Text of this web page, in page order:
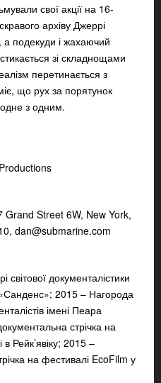
свої акції на 16-
архіву Джеррі
а подекуди і жахаючий
зі складнощами
перетинається з
що рух за порятунок
з одним.
Street 6W, New York,
dan@submarine.com
документалістики
2015 – Нагорода
імені Пеара
стрічка на
Рейк’явіку; 2015 –
на фестивалі EcoFilm у